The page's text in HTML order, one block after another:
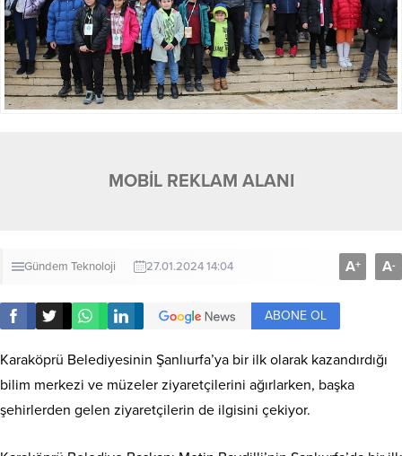
MOBİL REKLAM ALANI
Gündem Teknoloji 27.01.2024 14:04 A+ A-
ABONE OL
Karaköprü Belediyesinin Şanlıurfa’ya bir ilk olarak kazandırdığı
bilim merkezi ve müzeler ziyaretçilerini ağırlarken, başka
şehirlerden gelen ziyaretçilerin de ilgisini çekiyor.